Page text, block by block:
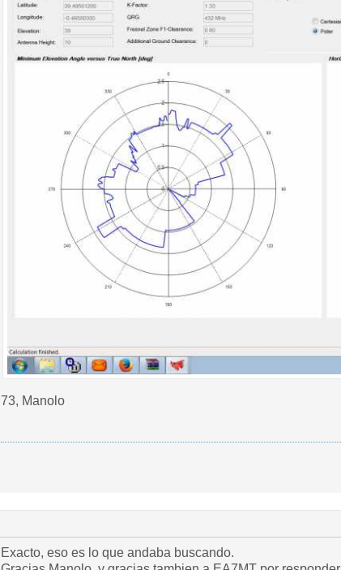
73, Manolo
Exacto, eso es lo que andaba buscando.